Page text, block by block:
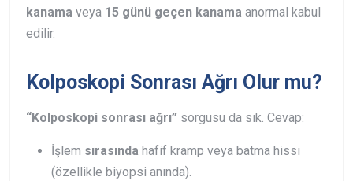
kanama veya 15 günü geçen kanama anormal kabul
edilir.
Kolposkopi Sonrası Ağrı Olur mu?
“Kolposkopi sonrası ağrı” sorgusu da sık. Cevap:
İşlem sırasında hafif kramp veya batma hissi
(özellikle biyopsi anında).